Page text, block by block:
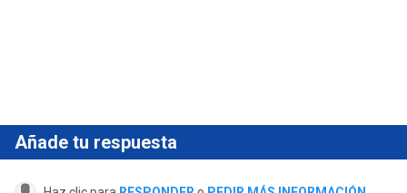
Añade tu respuesta